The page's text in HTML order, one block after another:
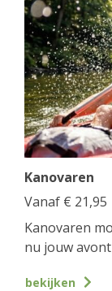
Kanovaren
Vanaf € 21,95
Kanovaren
nu jouw
bekijken